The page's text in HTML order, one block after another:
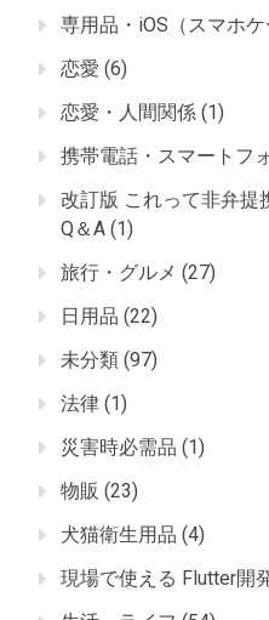
専用品・iOS（スマホケ
恋愛 (6)
恋愛・人間関係 (1)
携帯電話・スマートフ
改訂版 これって非弁提
Q＆A (1)
旅行・グルメ (27)
日用品 (22)
未分類 (97)
法律 (1)
災害時必需品 (1)
物販 (23)
犬猫衛生用品 (4)
現場で使える Flutter開